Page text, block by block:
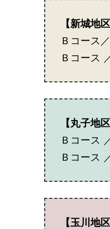
【新城地区
Ｂコース
Ｂコース
【丸子地区
Ｂコース
Ｂコース
【玉川地区